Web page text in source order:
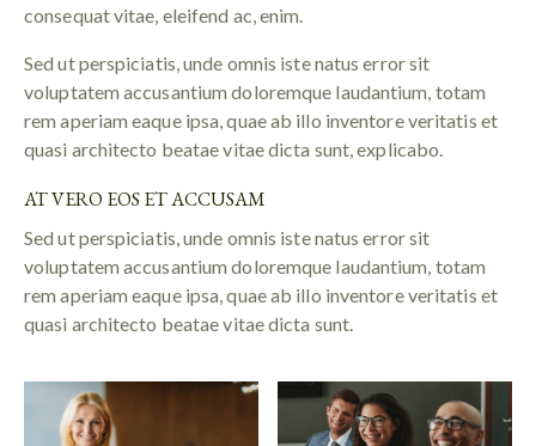
consequat vitae, eleifend ac, enim.
Sed ut perspiciatis, unde omnis iste natus error sit
voluptatem accusantium doloremque laudantium, totam
rem aperiam eaque ipsa, quae ab illo inventore veritatis et
quasi architecto beatae vitae dicta sunt, explicabo.
AT VERO EOS ET ACCUSAM
Sed ut perspiciatis, unde omnis iste natus error sit
voluptatem accusantium doloremque laudantium, totam
rem aperiam eaque ipsa, quae ab illo inventore veritatis et
quasi architecto beatae vitae dicta sunt.